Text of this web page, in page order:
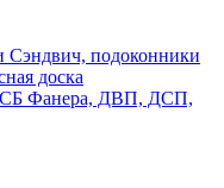
Сэндвич, подоконники
доска
Фанера, ДВП, ДСП,